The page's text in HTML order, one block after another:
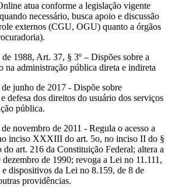
atua conforme a legislação vigente
necessário, busca apoio e discussão
externos (CGU, OGU) quanto a órgãos
1988, Art. 37, § 3º – Dispões sobre a
na administração pública direta e indireta
junho de 2017 - Dispõe sobre
defesa dos direitos do usuário dos serviços
pública.
novembro de 2011 - Regula o acesso a
inciso XXXIII do art. 5o, no inciso II do §
art. 216 da Constituição Federal; altera a
de 1990; revoga a Lei no 11.111,
dispositivos da Lei no 8.159, de 8 de
providências.